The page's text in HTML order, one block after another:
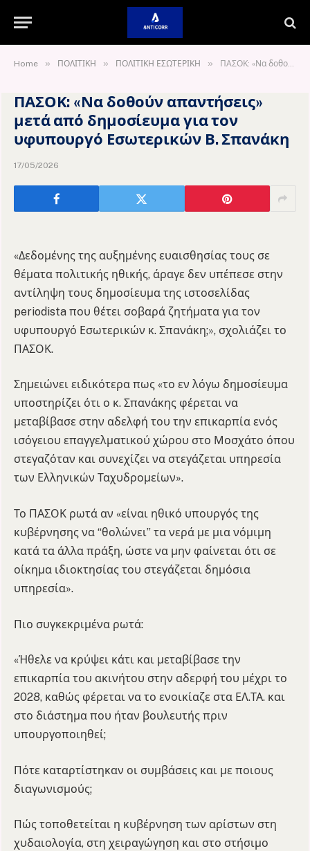
Home » ΠΟΛΙΤΙΚΗ » ΠΟΛΙΤΙΚΗ ΕΣΩΤΕΡΙΚΗ » ΠΑΣΟΚ: «Να δοθούν απαντήσεις» μετά από δημοσίευμα για τον υφυπουργό Εσωτερικών Β. Σπανάκη
ΠΑΣΟΚ: «Να δοθούν απαντήσεις»
μετά από δημοσίευμα για τον
υφυπουργό Εσωτερικών Β. Σπανάκη
17/05/2026
«Δεδομένης της αυξημένης ευαισθησίας τους σε
θέματα πολιτικής ηθικής, άραγε δεν υπέπεσε στην
αντίληψη τους δημοσίευμα της ιστοσελίδας
periodista που θέτει σοβαρά ζητήματα για τον
υφυπουργό Εσωτερικών κ. Σπανάκη;», σχολιάζει το
ΠΑΣΟΚ.
Σημειώνει ειδικότερα πως «το εν λόγω δημοσίευμα
υποστηρίζει ότι ο κ. Σπανάκης φέρεται να
μεταβίβασε στην αδελφή του την επικαρπία ενός
ισόγειου επαγγελματικού χώρου στο Μοσχάτο όπου
στεγαζόταν και συνεχίζει να στεγάζεται υπηρεσία
των Ελληνικών Ταχυδρομείων».
Το ΠΑΣΟΚ ρωτά αν «είναι ηθικό υπουργός της
κυβέρνησης να “θολώνει” τα νερά με μια νόμιμη
κατά τα άλλα πράξη, ώστε να μην φαίνεται ότι σε
οίκημα ιδιοκτησίας του στεγάζεται δημόσια
υπηρεσία».
Πιο συγκεκριμένα ρωτά:
«Ήθελε να κρύψει κάτι και μεταβίβασε την
επικαρπία του ακινήτου στην αδερφή του μέχρι το
2028, καθώς φέρεται να το ενοικίαζε στα ΕΛ.ΤΑ. και
στο διάστημα που ήταν βουλευτής πριν
υπουργοποιηθεί;
Πότε καταρτίστηκαν οι συμβάσεις και με ποιους
διαγωνισμούς;
Πώς τοποθετείται η κυβέρνηση των αρίστων στη
χυδαιολογία, στη χειραγώγηση και στο στήσιμο